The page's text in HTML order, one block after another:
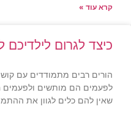
קרא עוד »
כיצד לגרום
הורים רבים מתמודדים עם
לפעמים הם מותשים ולפעמים
שאין להם כלים לגוון את